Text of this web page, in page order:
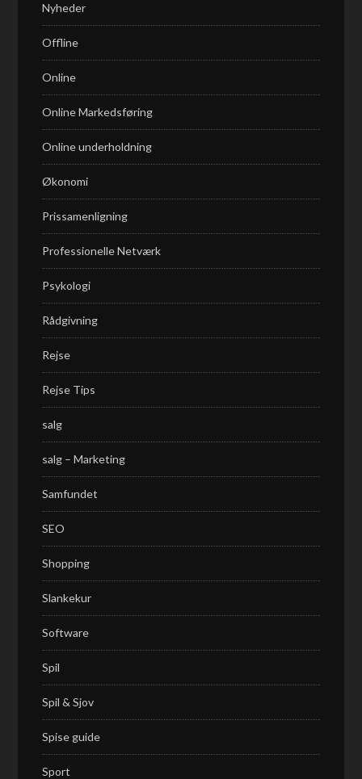
Nyheder
Offline
Online
Online Markedsføring
Online underholdning
Økonomi
Prissamenligning
Professionelle Netværk
Psykologi
Rådgivning
Rejse
Rejse Tips
salg
salg – Marketing
Samfundet
SEO
Shopping
Slankekur
Software
Spil
Spil & Sjov
Spise guide
Sport